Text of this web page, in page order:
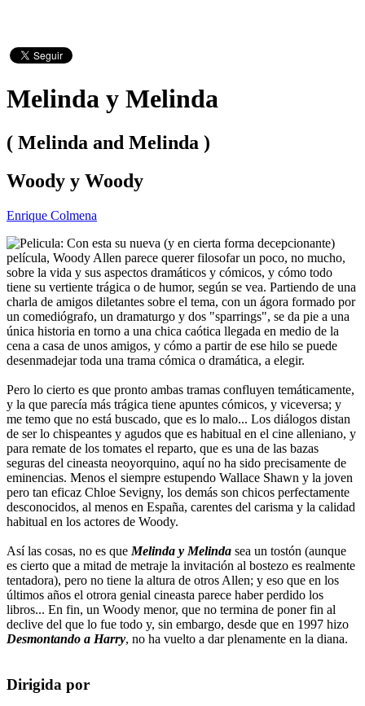
Melinda y Melinda
( Melinda and Melinda )
Woody y Woody
Enrique Colmena
Con esta su nueva (y en cierta forma decepcionante)
película, Woody Allen parece querer filosofar un poco, no mucho,
sobre la vida y sus aspectos dramáticos y cómicos, y cómo todo
tiene su vertiente trágica o de humor, según se vea. Partiendo de una
charla de amigos diletantes sobre el tema, con un ágora formado por
un comediógrafo, un dramaturgo y dos "sparrings", se da pie a una
única historia en torno a una chica caótica llegada en medio de la
cena a casa de unos amigos, y cómo a partir de ese hilo se puede
desenmadejar toda una trama cómica o dramática, a elegir.
Pero lo cierto es que pronto ambas tramas confluyen temáticamente,
y la que parecía más trágica tiene apuntes cómicos, y viceversa; y
me temo que no está buscado, que es lo malo... Los diálogos distan
de ser lo chispeantes y agudos que es habitual en el cine alleniano, y
para remate de los tomates el reparto, que es una de las bazas
seguras del cineasta neoyorquino, aquí no ha sido precisamente de
eminencias. Menos el siempre estupendo Wallace Shawn y la joven
pero tan eficaz Chloe Sevigny, los demás son chicos perfectamente
desconocidos, al menos en España, carentes del carisma y la calidad
habitual en los actores de Woody.
Así las cosas, no es que Melinda y Melinda sea un tostón (aunque
es cierto que a mitad de metraje la invitación al bostezo es realmente
tentadora), pero no tiene la altura de otros Allen; y eso que en los
últimos años el otrora genial cineasta parece haber perdido los
libros... En fin, un Woody menor, que no termina de poner fin al
declive del que lo fue todo y, sin embargo, desde que en 1997 hizo
Desmontando a Harry, no ha vuelto a dar plenamente en la diana.
Dirigida por